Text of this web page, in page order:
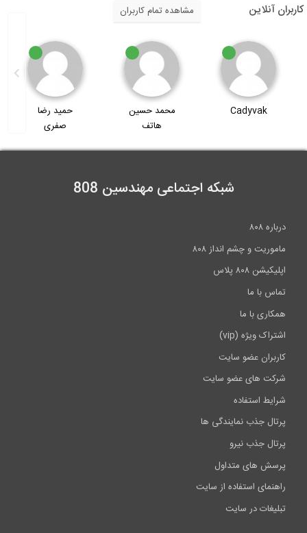
11:38
محاسبه خیز در تیرها به روش انتگرال...
جداسازی لرزه ای در یک ساختمان (زیرنویس...
کاربران آنلاین مشاهده تمام کاربران
Cadyvak
محمد حسین
هاتف
حمید رضا
صفری
شبکه اجتماعی مهندسین 808
درباره ۸۰۸
ماموریت و چشم انداز ۸۰۸
اپلیکیشن ۸۰۸ پلاس
تماس با ما
همکاری با ما
اشتراک ویژه (vip)
کاربران عضو سایت
شرکت های عضو سایت
شرایط استفاده
پرتال جذب نمایندگی ها
پرتال جذب نیرو
پرسش های متداول
راهنمای استفاده از سایت
تبلیغات در سایت